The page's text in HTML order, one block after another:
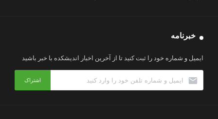
خبرنامه
ایمیل و شماره خود را ثبت کنید تا از آخرین اخبار اندیشکده با خبر باشید